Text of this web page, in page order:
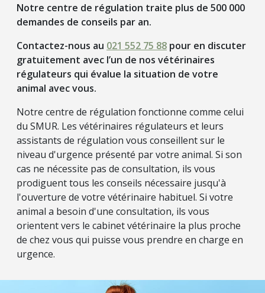
Notre centre de régulation traite plus de 500 000
demandes de conseils par an.
Contactez-nous au 021 552 75 88 pour en discuter
gratuitement avec l’un de nos vétérinaires
régulateurs qui évalue la situation de votre
animal avec vous.
Notre centre de régulation fonctionne comme celui
du SMUR. Les vétérinaires régulateurs et leurs
assistants de régulation vous conseillent sur le
niveau d'urgence présenté par votre animal. Si son
cas ne nécessite pas de consultation, ils vous
prodiguent tous les conseils nécessaire jusqu'à
l'ouverture de votre vétérinaire habituel. Si votre
animal a besoin d'une consultation, ils vous
orientent vers le cabinet vétérinaire la plus proche
de chez vous qui puisse vous prendre en charge en
urgence.